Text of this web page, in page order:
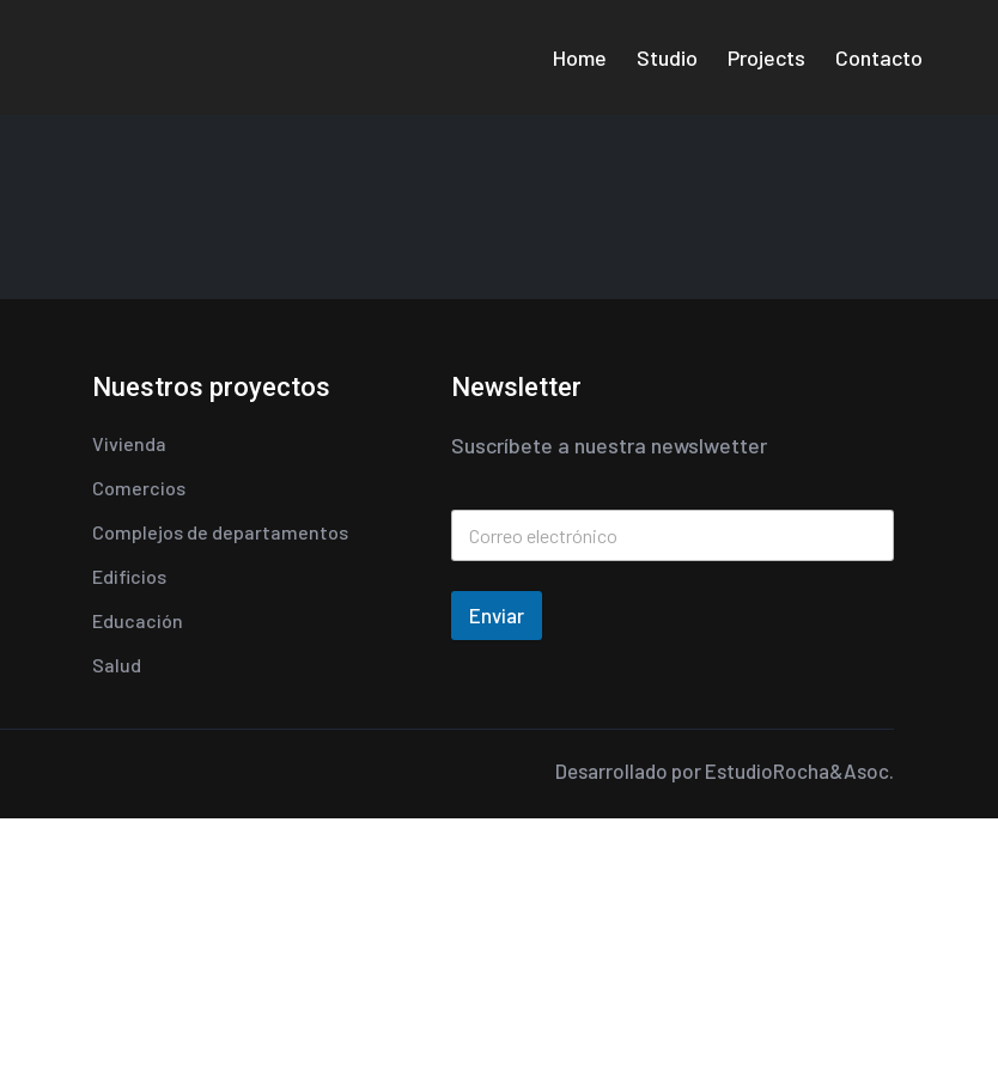
Home Studio Projects Contacto
Nuestros proyectos
Vivienda
Comercios
Complejos de departamentos
Edificios
Educación
Salud
Newsletter
Suscríbete a nuestra newslwetter
Enviar
Desarrollado por EstudioRocha&Asoc.